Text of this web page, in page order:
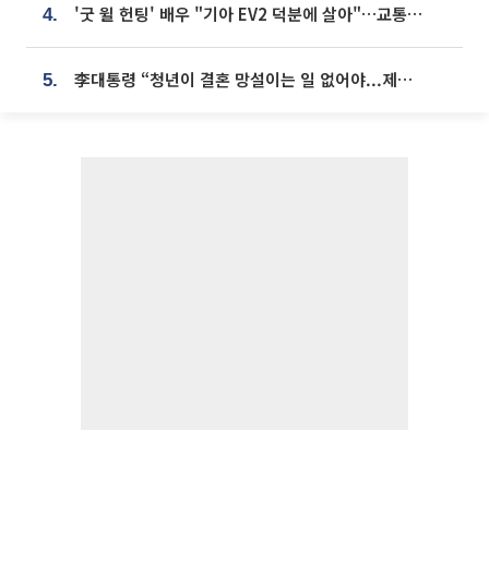
4. '굿 윌 헌팅' 배우 "기아 EV2 덕분에 살아"…교통사고 후 안전성 극찬
5. 李대통령 “청년이 결혼 망설이는 일 없어야...제도상 불이익 조사”